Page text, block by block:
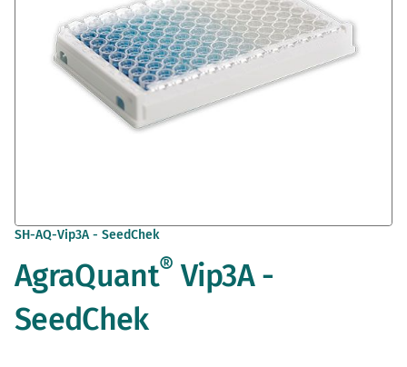
Zum
der
Bildergalerie
SH-AQ-Vip3A - SeedChek
AgraQuant® Vip3A -
SeedChek